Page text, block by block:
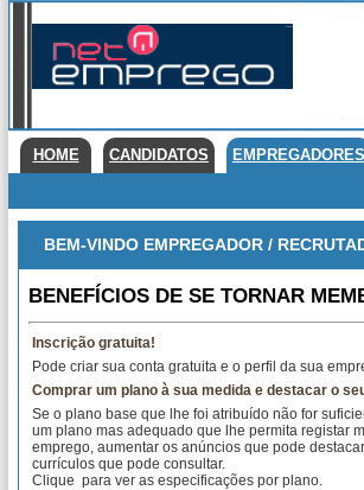
HOME CANDIDATOS EMPREGADORES
BEM-VINDO EMPREGADOR /
BENEFÍCIOS DE SE TORNAR
Inscrição gratuita!
Pode criar sua conta gratuita e o perfil da sua
Comprar um plano à sua medida e destacar o
Se o plano base que lhe foi atribuído não for
um plano mas adequado que lhe permita registar
emprego, aumentar os anúncios que pode
currículos que pode consultar.
Clique para ver as especificações por plano.